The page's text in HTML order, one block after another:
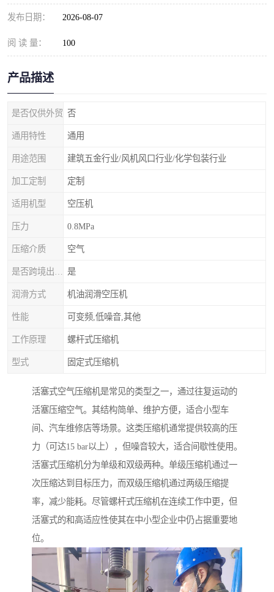
发布日期： 2026-08-07
阅 读 量： 100
产品描述
是否仅供外贸 否
通用特性 通用
用途范围 建筑五金行业/风机风口行业/化学包装行业
加工定制 定制
适用机型 空压机
压力 0.8MPa
压缩介质 空气
是
润滑方式 机油润滑空压机
性能 可变频,低噪音,其他
工作原理 螺杆式压缩机
型式 固定式压缩机
活塞式空气压缩机是常见的类型之一，通过往复运动的
活塞压缩空气。其结构简单、维护方便，适合小型车
间、汽车维修店等场景。这类压缩机通常提供较高的压
力（可达15 bar以上），但噪音较大，适合间歇性使用。
活塞式压缩机分为单级和双级两种。单级压缩机通过一
次压缩达到目标压力，而双级压缩机通过两级压缩提
率，减少能耗。尽管螺杆式压缩机在连续工作中更，但
活塞式的和高适应性使其在中小型企业中仍占据重要地
位。